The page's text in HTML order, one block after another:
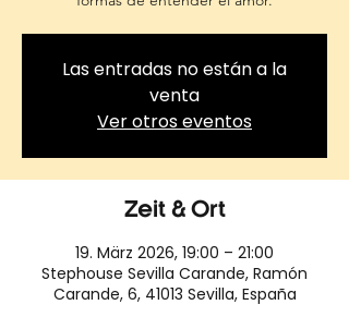
Las entradas no están a la
venta
Ver otros eventos
Zeit & Ort
19. März 2026, 19:00 – 21:00
Stephouse Sevilla Carande, Ramón
Carande, 6, 41013 Sevilla, España